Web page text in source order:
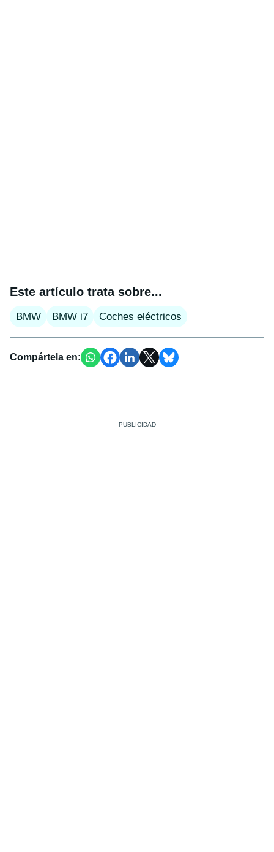
Este artículo trata sobre...
BMW BMW i7 Coches eléctricos
Compártela en: